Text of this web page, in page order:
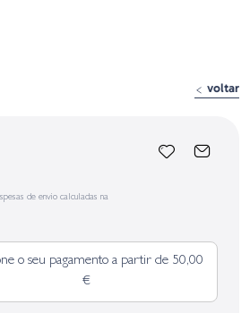
voltar
de envio calculadas na
o seu pagamento a partir de 50,00
€